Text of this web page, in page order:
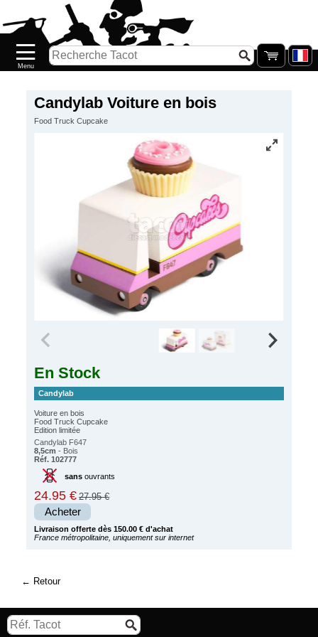
Candylab Voiture en bois
Food Truck Cupcake
En Stock
Candylab
Voiture en bois
Food Truck Cupcake
Edition limitée
Candylab F647
8,5cm - Bois
Réf. 102777
sansouvrants
24.95 € 27.95 €
Acheter
Livraison offerte dès 150.00 € d'achat
France métropolitaine, uniquement sur internet
Retour
Nouveautés
Catalogue/Stock